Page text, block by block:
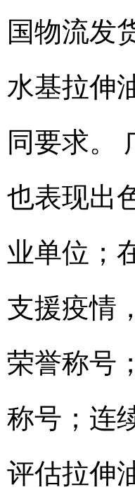
国物流发
水基拉伸
同要求。
也表现出
业单位；
支援疫情
荣誉称号
称号；连
评估拉伸